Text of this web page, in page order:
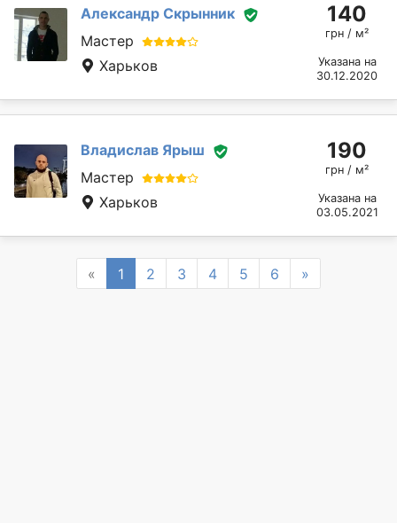
Александр Скрынник
Мастер
Харьков
140
грн / м²
Указана на
30.12.2020
Владислав Ярыш
Мастер
Харьков
190
грн / м²
Указана на
03.05.2021
« Previous
1 2 3 4 5 6 »